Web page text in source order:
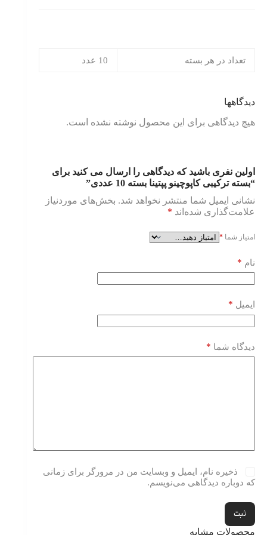
تعداد در هر بسته 10 عدد
دیدگاهها
هیچ دیدگاهی برای این محصول نوشته نشده است.
اولین نفری باشید که دیدگاهی را ارسال می کنید برای
“بسته ترکیبی کاپوچینو پپتینا بسته 10 عددی”
نشانی ایمیل شما منتشر نخواهد شد. بخش‌های موردنیاز
علامت‌گذاری شده‌اند *
امتیاز شما *
نام *
ایمیل *
دیدگاه شما *
ذخیره نام، ایمیل و وبسایت من در مرورگر برای زمانی
که دوباره دیدگاهی می‌نویسم.
ثبت
محصولات مشابه